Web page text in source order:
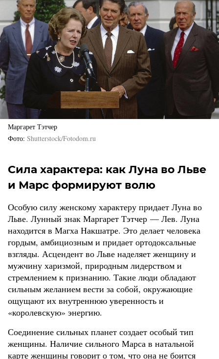
Маргарет Тэтчер
Фото Shutterstock/Fotodom.ru
Сила характера: как Луна во Льве
и Марс формируют волю
Особую силу женскому характеру придает Луна во
Льве. Лунный знак Маргарет Тэтчер — Лев. Луна
находится в Магха Накшатре. Это делает человека
гордым, амбициозным и придает ортодоксальные
взгляды. Асцендент во Льве наделяет женщину и
мужчину харизмой, природным лидерством и
стремлением к признанию. Такие люди обладают
сильным желанием вести за собой, окружающие
ощущают их внутреннюю уверенность и
«королевскую» энергию.
Соединение сильных планет создает особый тип
женщины. Наличие сильного Марса в натальной
карте женщины говорит о том, что она не боится